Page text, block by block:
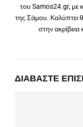
του Samos24.gr, με
της Σάμου. Καλύπτει
στην
ΔΙΑΒΆΣΤΕ